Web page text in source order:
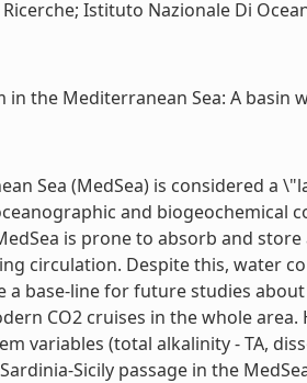
Istituto Nazionale Di
in the Mediterranean Sea: A basin
Sea (MedSea) is considered a
and
is prone to absorb and
circulation. Despite this, water
a base-line for future studies
CO2 cruises in the whole
variables (total alkalinity - TA,
Sicily passage in the